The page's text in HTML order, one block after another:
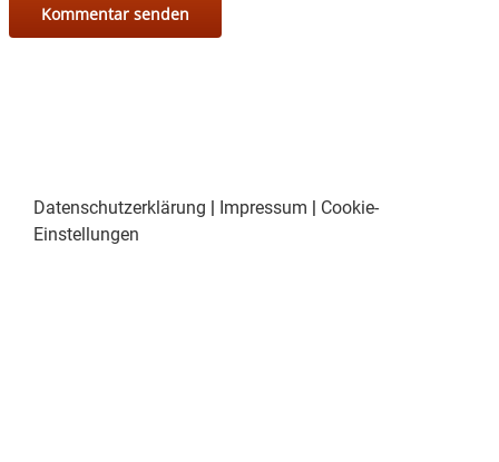
Datenschutzerklärung | Impressum | Cookie-
Einstellungen